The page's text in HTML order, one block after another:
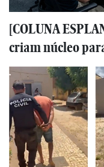
[COLUNA
criam núcleo